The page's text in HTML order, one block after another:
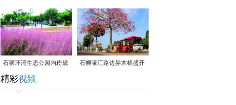
草”争相斗艳
石狮环湾生态公园内粉黛
乱子草盛放
石狮濠江路边异木棉盛开
精彩视频